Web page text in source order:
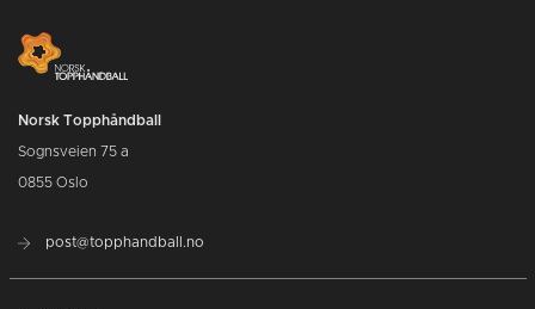
Norsk Topphåndball
Sognsveien 75 a
0855 Oslo
post@topphandball.no